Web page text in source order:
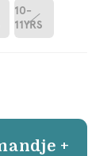
10-
11YRS
+